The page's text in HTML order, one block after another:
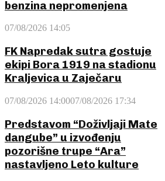
benzina nepromenjena
07/08/2026 14:05
FK Napredak sutra gostuje
ekipi Bora 1919 na stadionu
Kraljevica u Zaječaru
07/08/2026 14:0007/08/2026 17:34
Predstavom “Doživljaji Mate
dangube” u izvođenju
pozorišne trupe “Ara”
nastavljeno Leto kulture